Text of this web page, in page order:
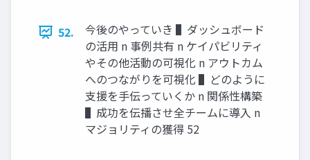
52.
今後のやっていき ▌ダッシュボード
の活⽤ n 事例共有 n ケイパビリティ
やその他活動の可視化 n アウトカム
へのつながりを可視化 ▌どのように
⽀援を⼿伝っていくか n 関係性構築
▌成功を伝播させ全チームに導⼊ n
マジョリティの獲得 52